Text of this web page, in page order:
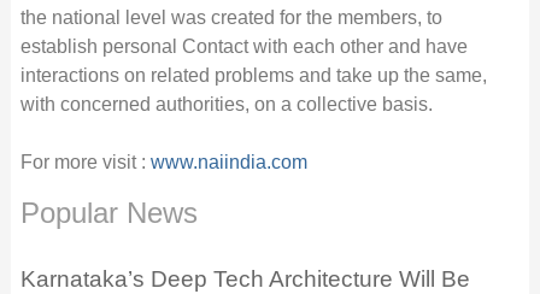
the national level was created for the members, to
establish personal Contact with each other and have
interactions on related problems and take up the same,
with concerned authorities, on a collective basis.
For more visit : www.naiindia.com
Popular News
Karnataka’s Deep Tech Architecture Will Be